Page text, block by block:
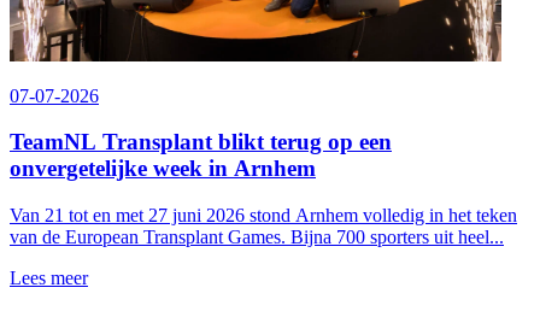
07-07-2026
TeamNL Transplant blikt terug op een
onvergetelijke week in Arnhem
Van 21 tot en met 27 juni 2026 stond Arnhem volledig in het teken
van de European Transplant Games. Bijna 700 sporters uit heel...
Lees meer